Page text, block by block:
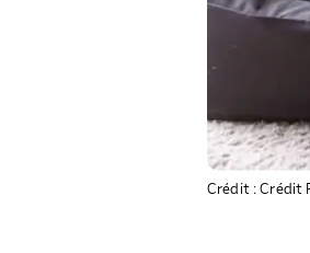
Crédit : Crédit